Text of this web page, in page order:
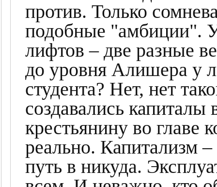
против. Только
подобные "амбиции".
лифтов – две разные
до уровня Алишера у
студента? Нет, нет
создавались
крестьянину во главе
реально. Капитализм
путь в никуда.